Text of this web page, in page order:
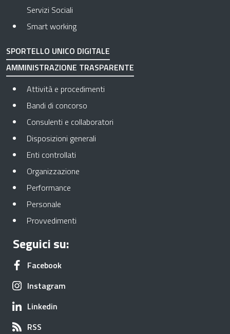
Servizi Sociali
Smart working
SPORTELLO UNICO DIGITALE
AMMINISTRAZIONE TRASPARENTE
Attività e procedimenti
Bandi di concorso
Consulenti e collaboratori
Disposizioni generali
Enti controllati
Organizzazione
Performance
Personale
Provvedimenti
Seguici su:
FacebookApre in una nuova scheda
Instagram
Linkedin
RSS